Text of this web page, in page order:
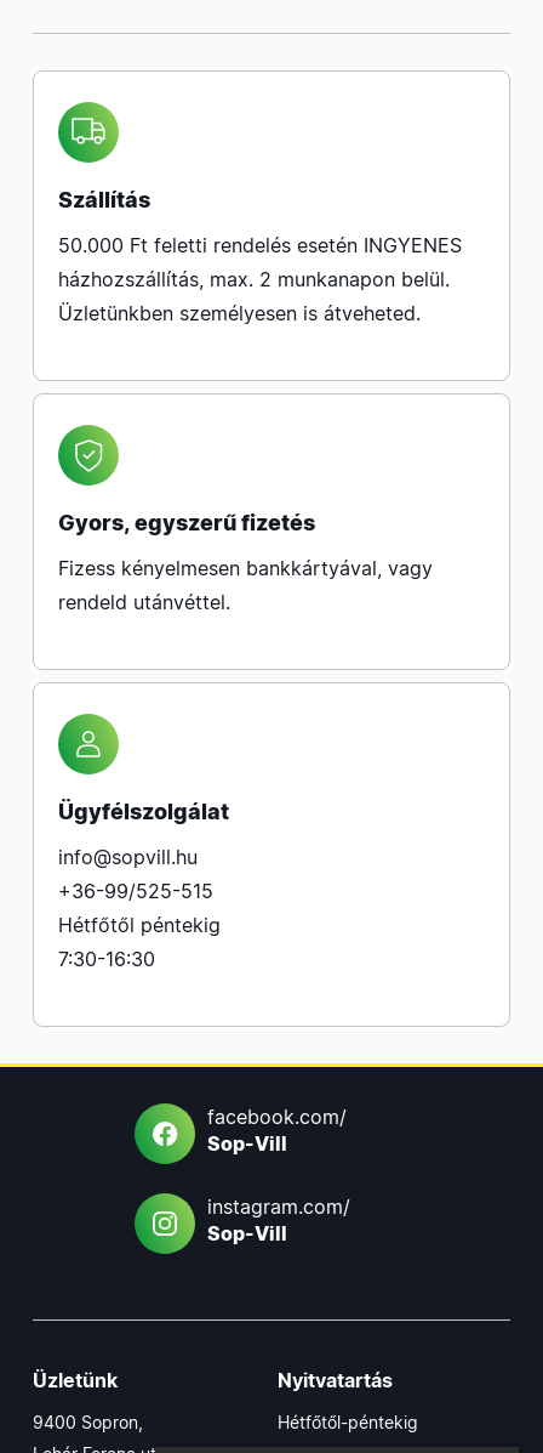
Szállítás
50.000 Ft feletti rendelés esetén INGYENES
házhozszállítás, max. 2 munkanapon belül.
Üzletünkben személyesen is átveheted.
Gyors, egyszerű fizetés
Fizess kényelmesen bankkártyával, vagy
rendeld utánvéttel.
Ügyfélszolgálat
info@sopvill.hu
+36-99/525-515
Hétfőtől péntekig
7:30-16:30
facebook.com/
Sop-Vill
instagram.com/
Sop-Vill
Üzletünk
9400 Sopron,
Nyitvatartás
Hétfőtől-péntekig